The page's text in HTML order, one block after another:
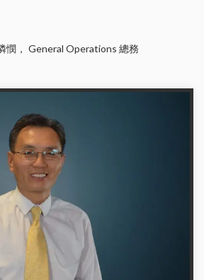
憫， General Operations 總務